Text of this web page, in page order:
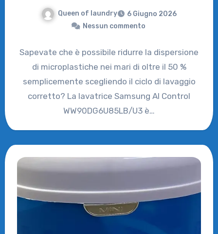
Queen of laundry
6 Giugno 2026
Nessun commento
Sapevate che è possibile ridurre la dispersione
di microplastiche nei mari di oltre il 50 %
semplicemente scegliendo il ciclo di lavaggio
corretto? La lavatrice Samsung AI Control
WW90DG6U85LB/U3 è…